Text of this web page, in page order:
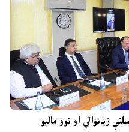
آی ایم ایف د پیټرولیم لیوي کې د ۱۸ سلنې زیاتوالي او نوو مالیو